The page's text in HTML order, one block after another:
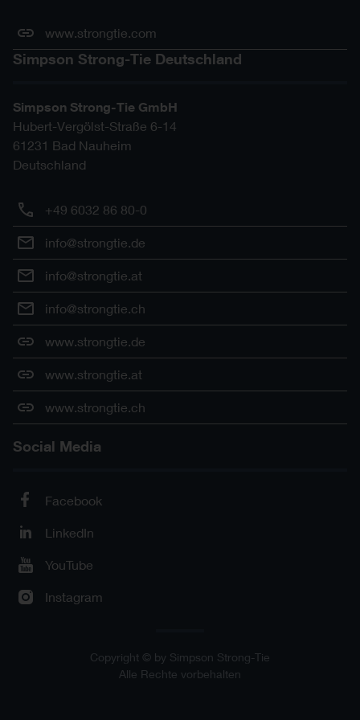
www.strongtie.com
Simpson Strong-Tie Deutschland
Simpson Strong-Tie GmbH
Hubert-Vergölst-Straße 6-14
61231 Bad Nauheim
Deutschland
+49 6032 86 80-0
info@strongtie.de
info@strongtie.at
info@strongtie.ch
www.strongtie.de
www.strongtie.at
www.strongtie.ch
Social Media
Facebook
LinkedIn
YouTube
Instagram
Copyright © by Simpson Strong-Tie
Alle Rechte vorbehalten